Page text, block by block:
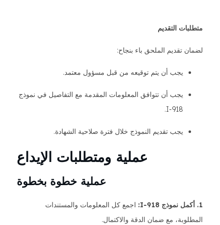
متطلبات التقديم
لضمان تقديم الملحق باء بنجاح:
يجب أن يتم توقيعه من قبل مسؤول معتمد.
يجب أن تتوافق المعلومات المقدمة مع التفاصيل في نموذج
I-918.
يجب تقديم النموذج خلال فترة صلاحية الشهادة.
عملية ومتطلبات الإيداع
عملية خطوة بخطوة
1. أكمل نموذج I-918:
اجمع كل المعلومات والمستندات
المطلوبة، مع ضمان الدقة والاكتمال.